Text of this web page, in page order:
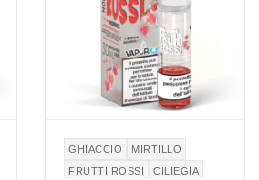
GHIACCIO
MIRTILLO
FRUTTI ROSSI
CILIEGIA